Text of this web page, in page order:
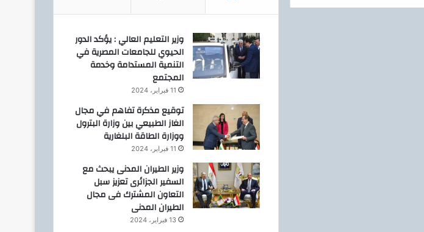
وزير التعليم العالي : يؤكد الدور
الحيوي للجامعات المصرية في
التنمية المستدامة وخدمة
المجتمع
11 فبراير، 2024
توقيع مذكرة تفاهم في مجال
الغاز الطبيعي بين وزارة البترول
ووزارة الطاقة البلغارية
11 فبراير، 2024
وزير الطيران المدنى يبحث مع
السفير الجزائرى تعزيز سبل
التعاون المشترك فى مجال
الطيران المدنى
13 فبراير، 2024